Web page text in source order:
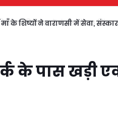
माँ के शिष्यों ने वाराणसी में सेवा,
के पास खड़ी